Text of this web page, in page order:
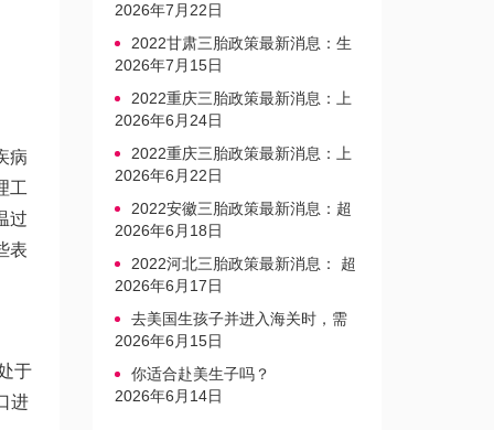
病
工
过
表
于
进
育奖励发放迎新标准
2026年7月22日
2022甘肃三胎政策最新消息：生
育产假不享受带薪福利
2026年7月15日
2022重庆三胎政策最新消息：上
户口、办准生证指南
2026年6月24日
2022重庆三胎政策最新消息：上
户口、办准生证指南
2026年6月22日
2022安徽三胎政策最新消息：超
生家庭罚款标准更新
2026年6月18日
2022河北三胎政策最新消息： 超
生三孩不再缴纳社会抚养费
2026年6月17日
去美国生孩子并进入海关时，需
要注意的事项是什么？
2026年6月15日
你适合赴美生子吗？
2026年6月14日